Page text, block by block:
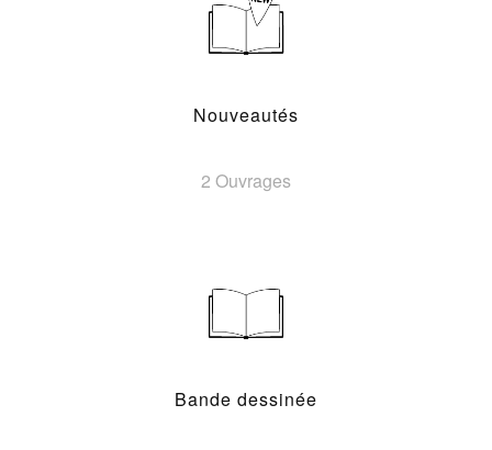
Nouveautés
2 Ouvrages
Bande dessinée